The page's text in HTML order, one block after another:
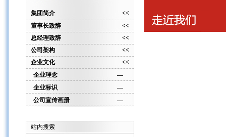
集团简介
<<
董事长致辞
<<
总经理致辞
<<
公司架构
<<
企业文化
<<
企业理念
—
企业标识
—
公司宣传画册
—
站内搜索